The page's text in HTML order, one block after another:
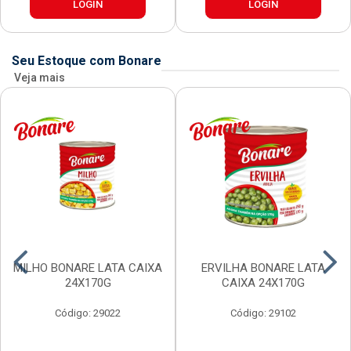
LOGIN LOGIN
Seu Estoque com Bonare
Veja mais
MILHO BONARE LATA CAIXA
24X170G
Código: 29022
ERVILHA BONARE LATA
CAIXA 24X170G
Código: 29102